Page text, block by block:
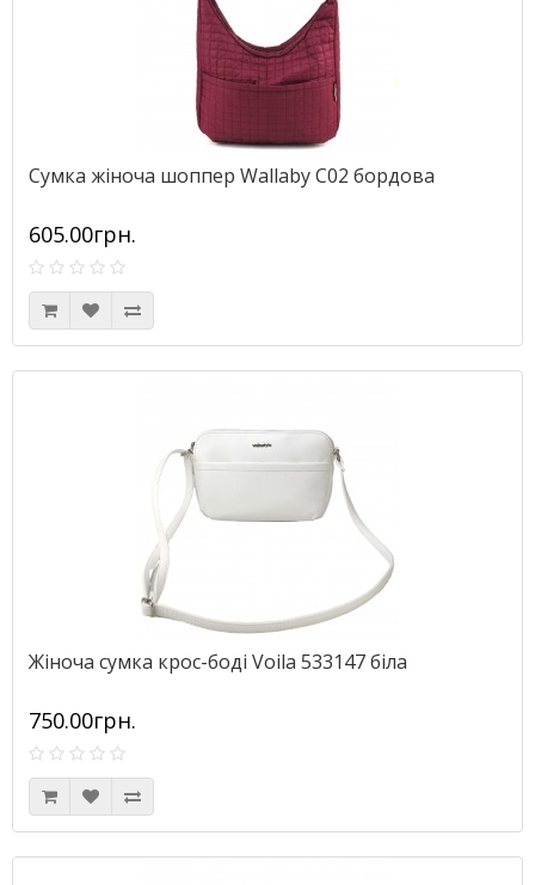
Сумка жіноча шоппер Wallaby С02 бордова
605.00грн.
Жіноча сумка крос-боді Voila 533147 біла
750.00грн.